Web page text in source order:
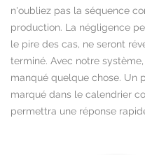
n'oubliez pas la séquence
production. La négligence
le pire des cas, ne seront
terminé. Avec notre
manqué quelque chose. Un
marqué dans le calendrier
permettra une réponse